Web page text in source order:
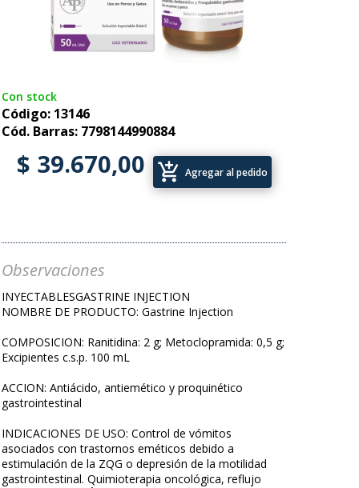
Con stock
Código: 13146
Cód. Barras: 7798144990884
$ 39.670,00 add_shopping_cart Agregar al pedido
Observaciones
INYECTABLESGASTRINE INJECTION
NOMBRE DE PRODUCTO: Gastrine Injection
COMPOSICION: Ranitidina: 2 g; Metoclopramida: 0,5 g;
Excipientes c.s.p. 100 mL
ACCION: Antiácido, antiemético y proquinético
gastrointestinal
INDICACIONES DE USO: Control de vómitos
asociados con trastornos eméticos debido a
estimulación de la ZQG o depresión de la motilidad
gastrointestinal. Quimioterapia oncológica, reflujo